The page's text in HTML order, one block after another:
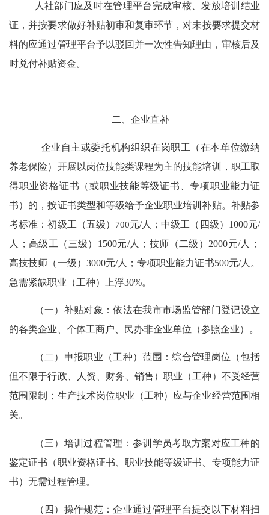
人社部门应及时在管理平台完成审核、 发放培训结业
证，并按要求做好补贴初审和复审环节，对未按要求提交材
料的应通过管理平台予以驳回并一次性告知理由，审核后及
时兑付补贴资金。
二、企业直补
企业自主或委托机构组织在岗职工（在本单位缴纳
养老保险）开展以岗位技能类课程为主的技能培训，职工取
得职业资格证书（或职业技能等级证书、专项职业能力证
书）的，按证书类型和等级给予企业职业培训补贴。 补贴参
考标准：初级工（五级） 700元/人；中级工（四级） 1000元/
人；高级工（三级） 1500元/人；技师（二级） 2000元/人；
高技技师（一级） 3000元/人；专项职业能力证书500元/人。
急需紧缺职业（工种）上浮30%。
（一）补贴对象：依法在我市市场监管部门登记设立
的各类企业、个体工商户、民办非企业单位（参照企业）。
（二） 申报职业（工种）范围：综合管理岗位（包括
但不限于行政、人资、财务、销售）职业（工种）不受经营
范围限制；生产技术岗位职业（工种）应与企业经营范围相
关。
（三）培训过程管理：参训学员考取方案对应工种的
鉴定证书（职业资格证书、职业技能等级证书、专项能力证
书）无需过程管理。
（四）操作规范：企业通过管理平台提交以下材料扫